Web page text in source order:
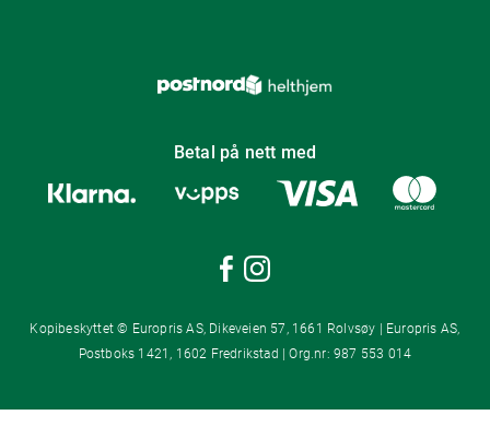
Betal på nett med
Kopibeskyttet © Europris AS, Dikeveien 57, 1661 Rolvsøy | Europris AS,
Postboks 1421, 1602 Fredrikstad | Org.nr: 987 553 014